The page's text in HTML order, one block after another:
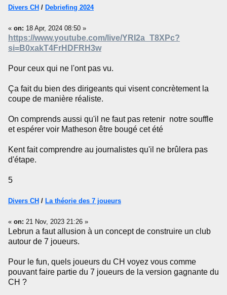
Divers CH / Debriefing 2024
« on: 18 Apr, 2024 08:50 »
https://www.youtube.com/live/YRI2a_T8XPc?
si=B0xakT4FrHDFRH3w
Pour ceux qui ne l'ont pas vu.
Ça fait du bien des dirigeants qui visent concrètement la
coupe de manière réaliste.
On comprends aussi qu'il ne faut pas retenir notre souffle
et espérer voir Matheson être bougé cet été
Kent fait comprendre au journalistes qu'il ne brûlera pas
d'étape.
5
Divers CH / La théorie des 7 joueurs
« on: 21 Nov, 2023 21:26 »
Lebrun a faut allusion à un concept de construire un club
autour de 7 joueurs.
Pour le fun, quels joueurs du CH voyez vous comme
pouvant faire partie du 7 joueurs de la version gagnante du
CH ?